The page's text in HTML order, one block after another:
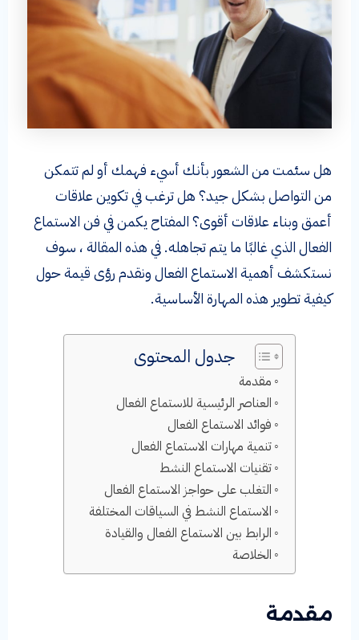
هل سئمت من الشعور بأنك أسيء فهمك أو لم تتمكن
من التواصل بشكل جيد؟ هل ترغب في تكوين علاقات
أعمق وبناء علاقات أقوى؟ المفتاح يكمن في فن الاستماع
الفعال الذي غالبًا ما يتم تجاهله. في هذه المقالة ، سوف
نستكشف أهمية الاستماع الفعال ونقدم رؤى قيمة حول
كيفية تطوير هذه المهارة الأساسية.
جدول المحتوى
مقدمة
العناصر الرئيسية للاستماع الفعال
فوائد الاستماع الفعال
تنمية مهارات الاستماع الفعال
تقنيات الاستماع النشط
التغلب على حواجز الاستماع الفعال
الاستماع النشط في السياقات المختلفة
الرابط بين الاستماع الفعال والقيادة
الخلاصة
مقدمة